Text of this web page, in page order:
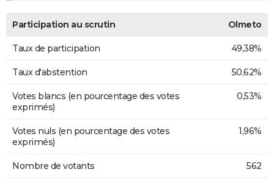
Participation au scrutin Olmeto
Taux de participation 49,38%
Taux d'abstention 50,62%
Votes blancs (en pourcentage des votes
exprimés)
0,53%
Votes nuls (en pourcentage des votes
exprimés)
1,96%
Nombre de votants 562